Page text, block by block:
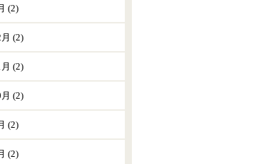
(2)
(2)
(2)
(2)
(2)
(2)